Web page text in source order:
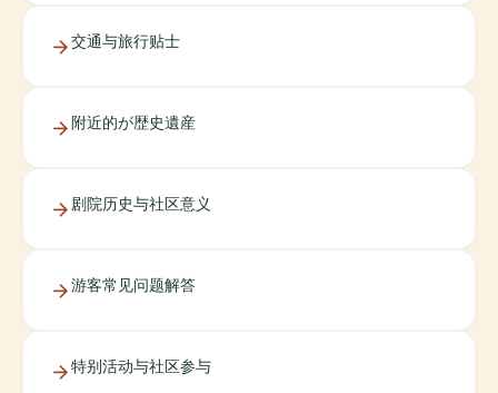
交通与旅行贴士
附近的が歴史遺産
剧院历史与社区意义
游客常见问题解答
特别活动与社区参与